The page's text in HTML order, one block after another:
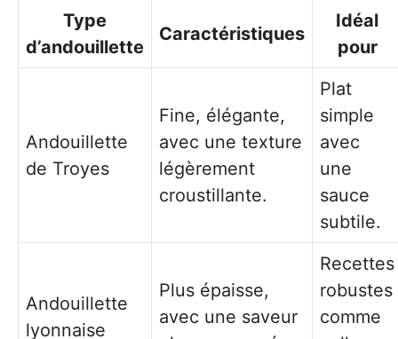
Type
d’andouillette
Caractéristiques
Idéal
pour
Andouillette
de Troyes
Fine, élégante,
avec une texture
légèrement
croustillante.
Plat
simple
avec
une
sauce
subtile.
Andouillette
lyonnaise
Plus épaisse,
avec une saveur
Recettes
robustes
comme